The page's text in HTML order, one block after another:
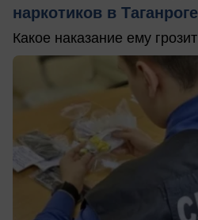
наркотиков в Таганроге
Какое наказание ему грозит